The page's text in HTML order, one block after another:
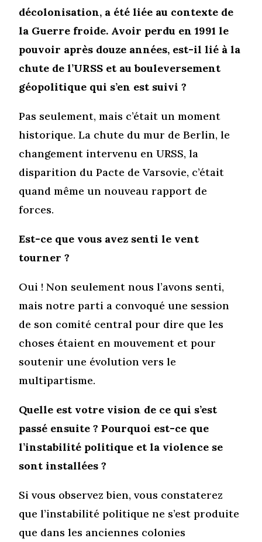
décolonisation, a été liée au contexte de
la Guerre froide. Avoir perdu en 1991 le
pouvoir après douze années, est-il lié à la
chute de l’URSS et au bouleversement
géopolitique qui s’en est suivi ?
Pas seulement, mais c’était un moment
historique. La chute du mur de Berlin, le
changement intervenu en URSS, la
disparition du Pacte de Varsovie, c’était
quand même un nouveau rapport de
forces.
Est-ce que vous avez senti le vent
tourner ?
Oui ! Non seulement nous l’avons senti,
mais notre parti a convoqué une session
de son comité central pour dire que les
choses étaient en mouvement et pour
soutenir une évolution vers le
multipartisme.
Quelle est votre vision de ce qui s’est
passé ensuite ? Pourquoi est-ce que
l’instabilité politique et la violence se
sont installées ?
Si vous observez bien, vous constaterez
que l’instabilité politique ne s’est produite
que dans les anciennes colonies